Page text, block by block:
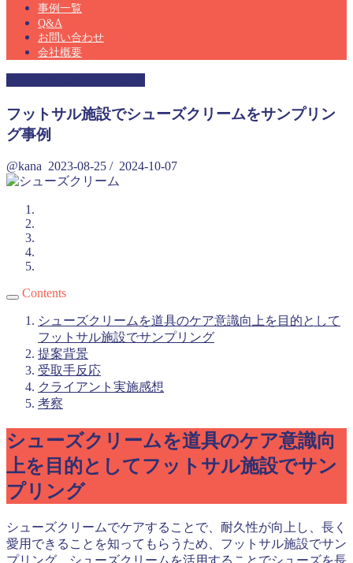
事例一覧
Q&A
お問い合わせ
会社概要
フットサル施設でシューズクリームをサンプリン
グ事例
@kana 2023-08-25 / 2024-10-07
Contents
シューズクリームを道具のケア意識向上を目的として
フットサル施設でサンプリング
提案背景
受取手反応
クライアント実施感想
考察
シューズクリームを道具のケア意識向
上を目的としてフットサル施設でサン
プリング
シューズクリームでケアすることで、耐久性が向上し、長く
愛用できることを知ってもらうため、フットサル施設でサン